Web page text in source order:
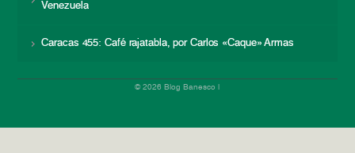
Venezuela
Caracas 455: Café rajatabla, por Carlos «Caque» Armas
© 2026 Blog Banesco |